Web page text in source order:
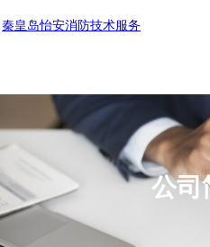
容
秦皇岛怡安消防技术服务
公司